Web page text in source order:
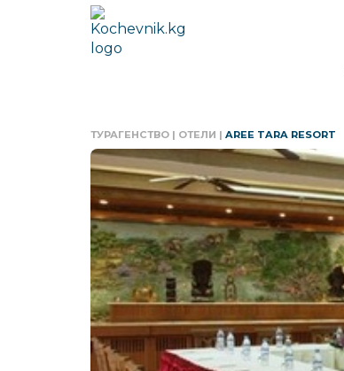
ТУРАГЕНСТВО | ОТЕЛИ | AREE TARA RESORT